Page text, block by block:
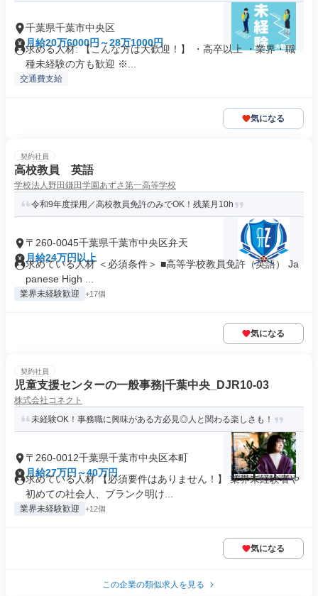
千葉県千葉市中央区
月給20万6000円～28万1000円
求める人材: 【こんな方は大歓迎！】 ・高卒以上 ・業界・職
種未経験の方も歓迎 ※...
交通費支給
気になる
契約社員
高校教員 英語
学校法人野田鎌田学園あずさ第一高等学校
令和9年度採用／高校教員免許のみでOK！残業月10h
〒260-0045千葉県千葉市中央区弁天
月給24万円以上
求めている人材 ＜必須条件＞ ■高等学校教員免許（英語） Ja
panese High ...
業界未経験歓迎 +17個
気になる
契約社員
児童支援センターの一般事務|千葉中央_DJR10-03
株式会社コネクト
未経験OK！事務職に興味がある方必見◎人と関わる楽しさも！
〒260-0012千葉県千葉市中央区本町
月給27万円～40万円
求めている人材 【必須要件はありません！】 業界未経験者や
初めての社会人、ブランク明け...
業界未経験歓迎 +12個
気になる
この企業の類似求人を見る